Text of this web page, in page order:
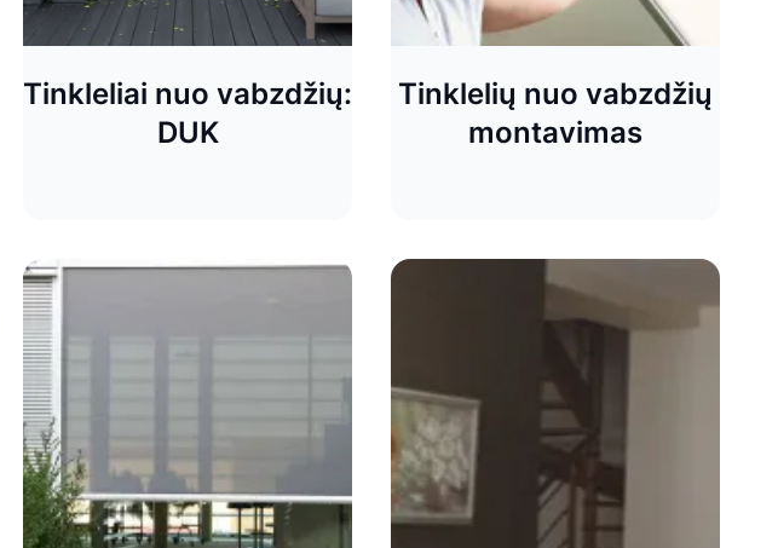
Tinkleliai nuo vabzdžių:
DUK
Tinklelių nuo vabzdžių
montavimas